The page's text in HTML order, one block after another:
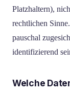
Platzhaltern),
rechtlichen
pauschal
identifizierend
Welche